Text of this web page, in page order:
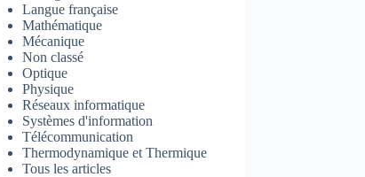
Langue française
Mathématique
Mécanique
Non classé
Optique
Physique
Réseaux informatique
Systèmes d'information
Télécommunication
Thermodynamique et Thermique
Tous les articles